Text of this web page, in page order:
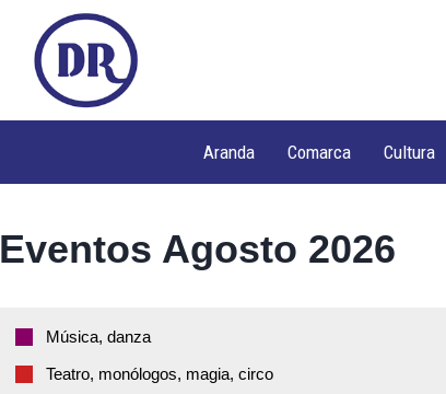
Aranda Comarca Cultura
Eventos Agosto 2026
Música, danza
Teatro, monólogos, magia, circo